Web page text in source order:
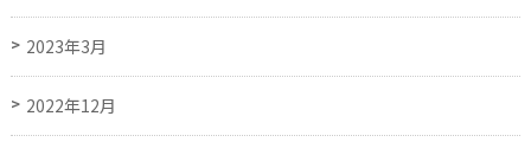
2023年3月
2022年12月